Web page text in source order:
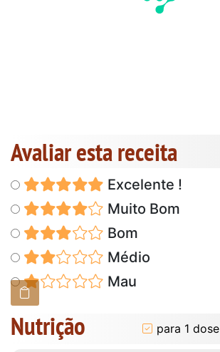
Avaliar esta receita
Excelente !
Muito Bom
Bom
Médio
Mau
Nutrição para 1 dose